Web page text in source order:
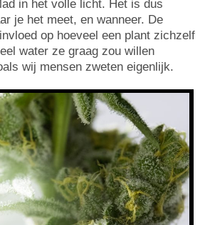
in het volle licht. Het is dus
je het meet, en wanneer. De
op hoeveel een plant zichzelf
water ze graag zou willen
wij mensen zweten eigenlijk.